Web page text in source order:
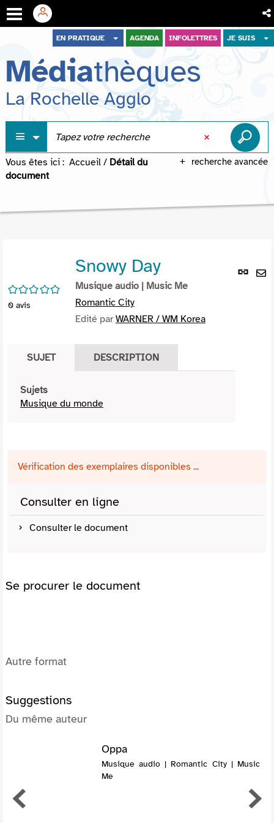
menu
contenu
recherche
EN PRATIQUE AGENDA INFOLETTRES JE SUIS
Médiathèques
La Rochelle Agglo
recherche avancée
Vous êtes ici : Accueil / Détail du
document
Lien
/5
0 avis
Snowy Day
Musique audio | Music Me
Romantic City
Edité parWARNER / WM Korea
SUJET DESCRIPTION
Sujets
Musique du monde
Vérification des exemplaires disponibles ...
Consulter en ligne
Consulter le document
Se procurer le document
Autre format
Suggestions
Du même auteur
Oppa
Musique audio | Romantic City | Music
Me